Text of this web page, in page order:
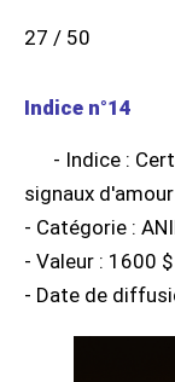
27 / 50
Indice n°14
- Indice :
signaux
- Catégorie :
- Valeur : 1600 $
- Date de